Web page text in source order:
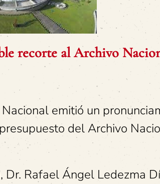
recorte al Archivo
emitió un
del Archivo
Rafael Ángel Ledezma